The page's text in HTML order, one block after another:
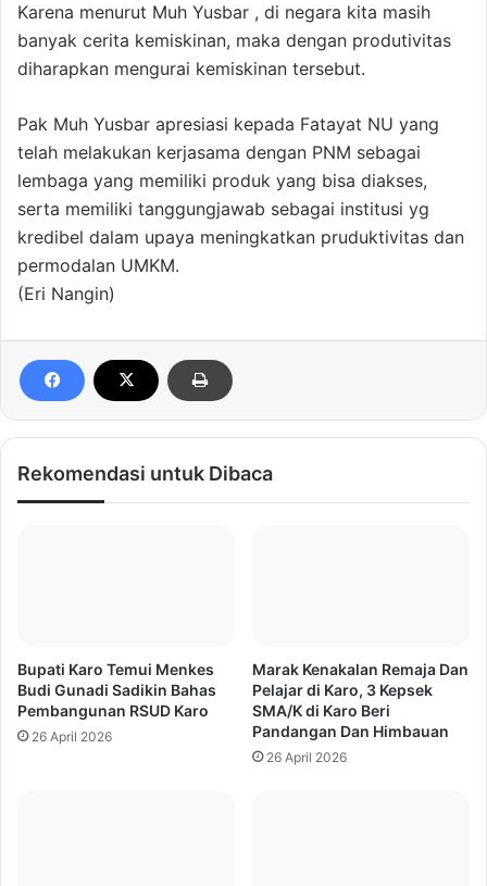
Karena menurut Muh Yusbar , di negara kita masih
banyak cerita kemiskinan, maka dengan produtivitas
diharapkan mengurai kemiskinan tersebut.
Pak Muh Yusbar apresiasi kepada Fatayat NU yang
telah melakukan kerjasama dengan PNM sebagai
lembaga yang memiliki produk yang bisa diakses,
serta memiliki tanggungjawab sebagai institusi yg
kredibel dalam upaya meningkatkan pruduktivitas dan
permodalan UMKM.
(Eri Nangin)
Rekomendasi untuk Dibaca
Bupati Karo Temui Menkes
Budi Gunadi Sadikin Bahas
Pembangunan RSUD Karo
26 April 2026
Marak Kenakalan Remaja Dan
Pelajar di Karo, 3 Kepsek
SMA/K di Karo Beri
Pandangan Dan Himbauan
26 April 2026